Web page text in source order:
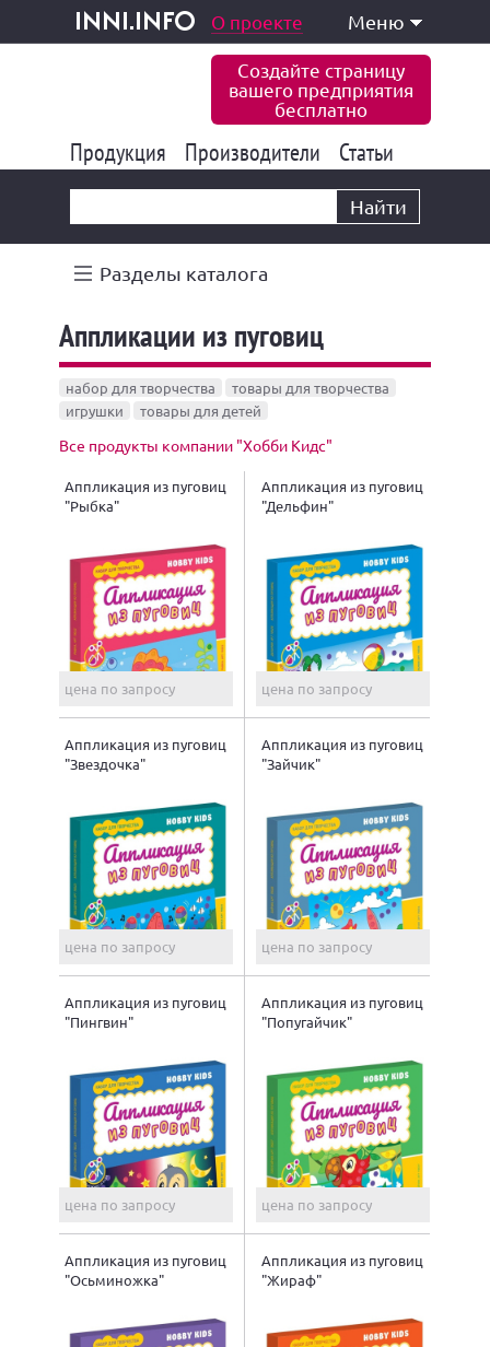
inni.info
и услуги О проекте Меню
Создайте страницу
вашего предприятия
бесплатно
Продукция 177 832
Производители 6 770
Статьи
Найти
Разделы каталога
Аппликации из пуговиц
набор для творчества
товары для творчества
игрушки
товары для детей
Все продукты компании "Хобби Кидс"
Аппликация из пуговиц
"Рыбка"
цена по запросу
Аппликация из пуговиц
"Дельфин"
цена по запросу
Аппликация из пуговиц
"Звездочка"
цена по запросу
Аппликация из пуговиц
"Зайчик"
цена по запросу
Аппликация из пуговиц
"Пингвин"
цена по запросу
Аппликация из пуговиц
"Попугайчик"
цена по запросу
Аппликация из пуговиц
"Осьминожка"
Аппликация из пуговиц
"Жираф"